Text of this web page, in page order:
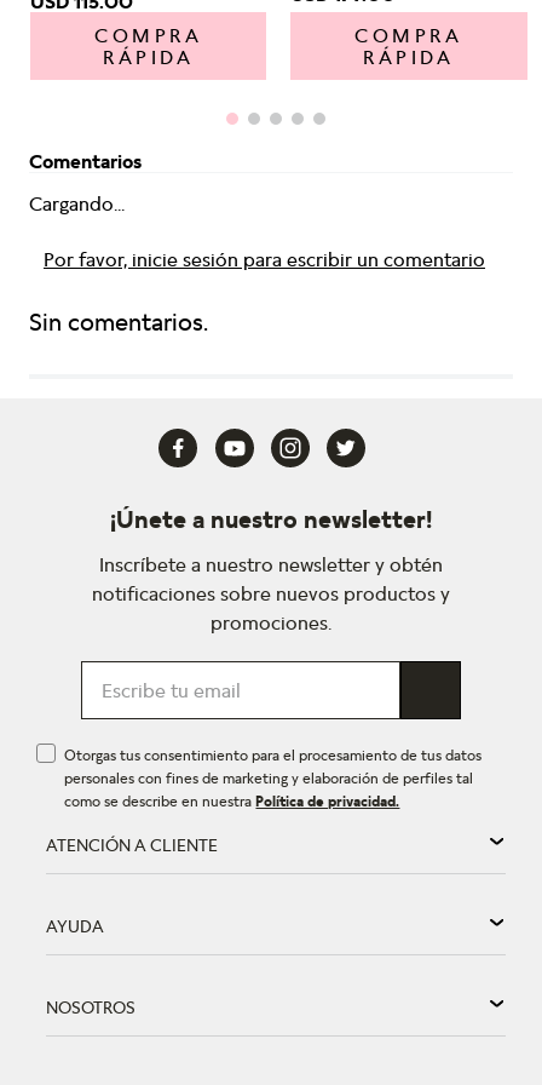
COMPRA
RÁPIDA
COMPRA
RÁPIDA
Comentarios
Cargando...
Por favor, inicie sesión para escribir un comentario
Sin comentarios.
¡Únete a nuestro newsletter!
Inscríbete a nuestro newsletter y obtén
notificaciones sobre nuevos productos y
promociones.
Otorgas tus consentimiento para el procesamiento de tus datos
personales con fines de marketing y elaboración de perfiles tal
como se describe en nuestraPolítica de privacidad.
ATENCIÓN A CLIENTE
AYUDA
NOSOTROS